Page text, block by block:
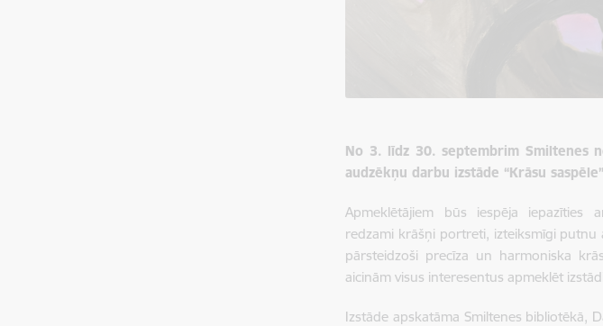
No 3. līdz 30. septembrim Smiltenes
audzēkņu darbu izstāde “Krāsu
Apmeklētājiem būs iespēja iepazīties
redzami krāšņi portreti, izteiksmīgi putnu
pārsteidzoši precīza un harmoniska
aicinām visus interesentus apmeklēt
Izstāde apskatāma Smiltenes bibliotēkā,